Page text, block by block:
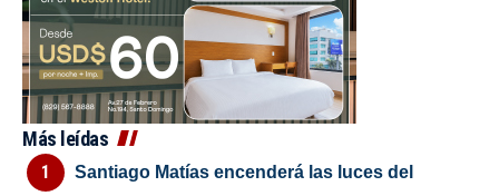
Más leídas
Santiago Matías encenderá las luces del